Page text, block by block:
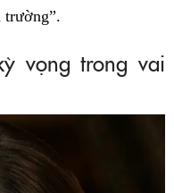
trường”.
vọng trong vai